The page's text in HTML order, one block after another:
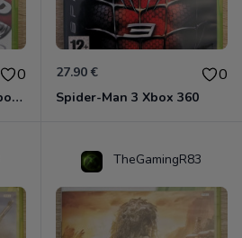
0
Split Second Velocity Xbox 360
27.90 € 0
Spider-Man 3 Xbox 360
TheGamingR83